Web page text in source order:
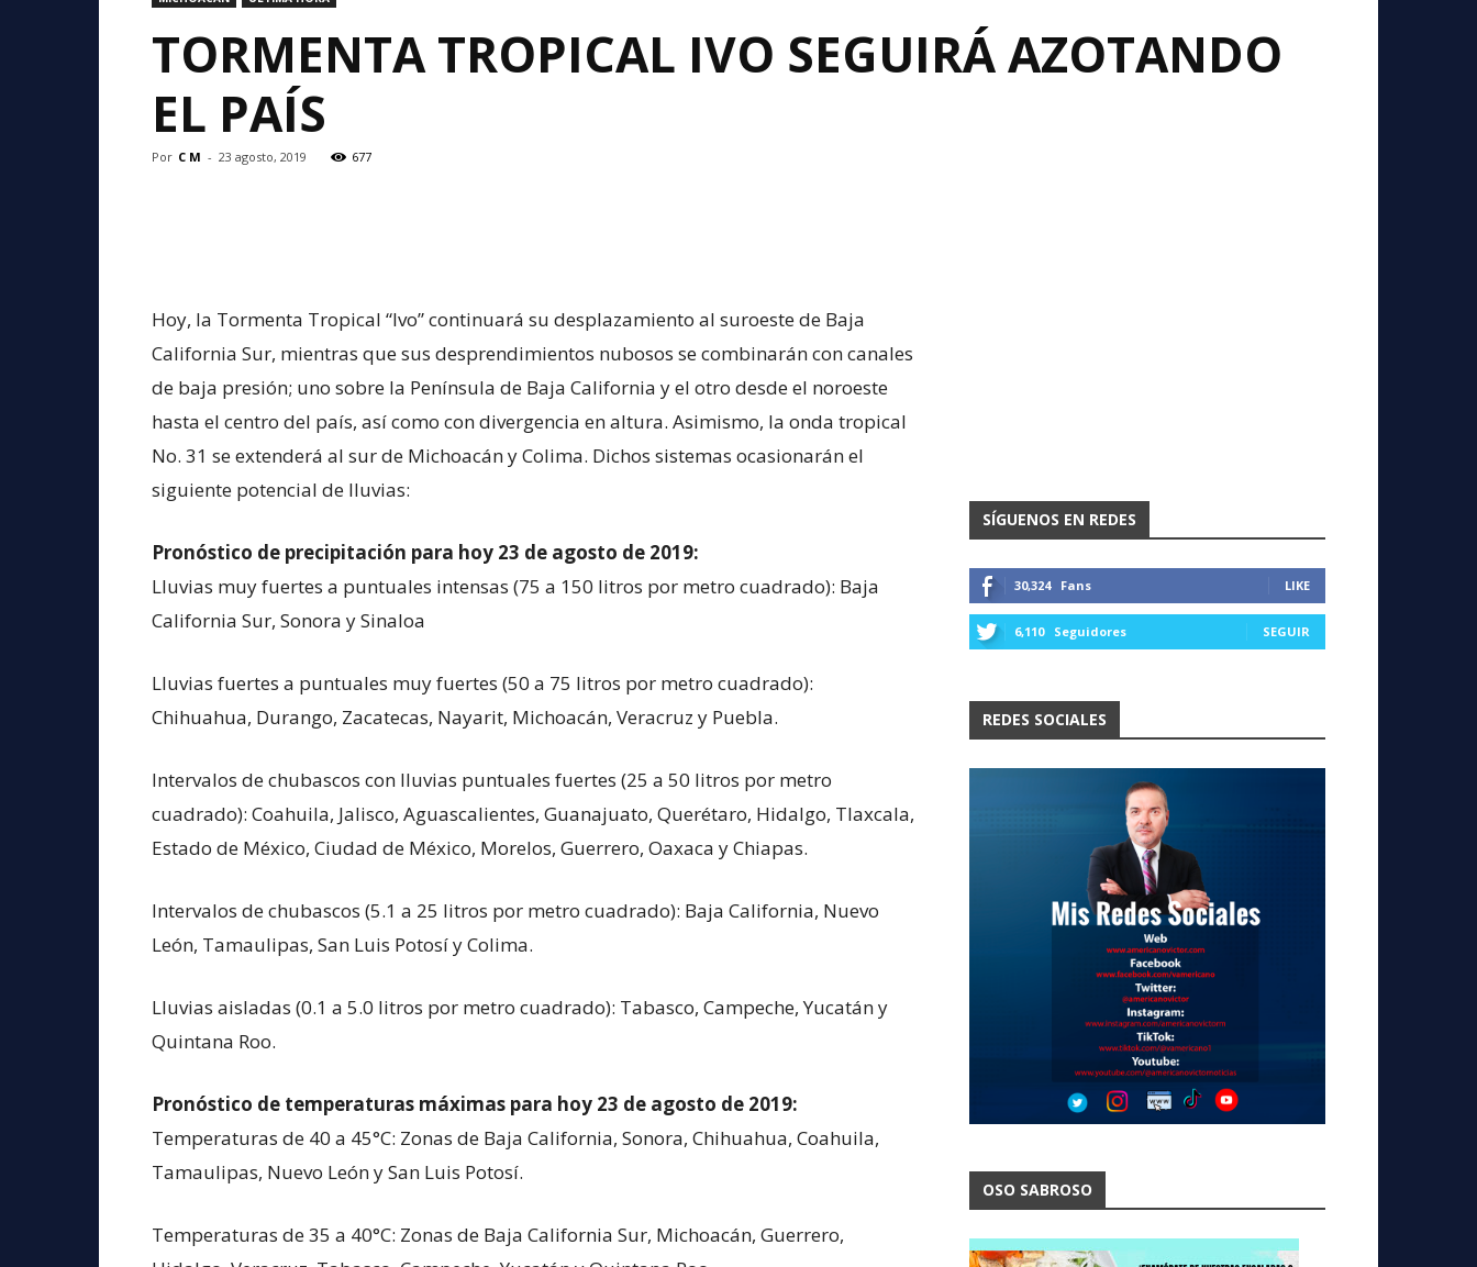
TORMENTA TROPICAL IVO SEGUIRÁ AZOTANDO
EL PAÍS
Por C M - 23 agosto, 2019 677
Hoy, la Tormenta Tropical “Ivo” continuará su desplazamiento al suroeste de Baja
California Sur, mientras que sus desprendimientos nubosos se combinarán con canales
de baja presión; uno sobre la Península de Baja California y el otro desde el noroeste
hasta el centro del país, así como con divergencia en altura. Asimismo, la onda tropical
No. 31 se extenderá al sur de Michoacán y Colima. Dichos sistemas ocasionarán el
siguiente potencial de lluvias:
Pronóstico de precipitación para hoy 23 de agosto de 2019:
Lluvias muy fuertes a puntuales intensas (75 a 150 litros por metro cuadrado): Baja
California Sur, Sonora y Sinaloa
Lluvias fuertes a puntuales muy fuertes (50 a 75 litros por metro cuadrado):
Chihuahua, Durango, Zacatecas, Nayarit, Michoacán, Veracruz y Puebla.
Intervalos de chubascos con lluvias puntuales fuertes (25 a 50 litros por metro
cuadrado): Coahuila, Jalisco, Aguascalientes, Guanajuato, Querétaro, Hidalgo, Tlaxcala,
Estado de México, Ciudad de México, Morelos, Guerrero, Oaxaca y Chiapas.
Intervalos de chubascos (5.1 a 25 litros por metro cuadrado): Baja California, Nuevo
León, Tamaulipas, San Luis Potosí y Colima.
Lluvias aisladas (0.1 a 5.0 litros por metro cuadrado): Tabasco, Campeche, Yucatán y
Quintana Roo.
Pronóstico de temperaturas máximas para hoy 23 de agosto de 2019:
Temperaturas de 40 a 45°C: Zonas de Baja California, Sonora, Chihuahua, Coahuila,
Tamaulipas, Nuevo León y San Luis Potosí.
Temperaturas de 35 a 40°C: Zonas de Baja California Sur, Michoacán, Guerrero,
SÍGUENOS EN REDES
30,324 Fans LIKE
6,110 Seguidores SEGUIR
REDES SOCIALES
OSO SABROSO